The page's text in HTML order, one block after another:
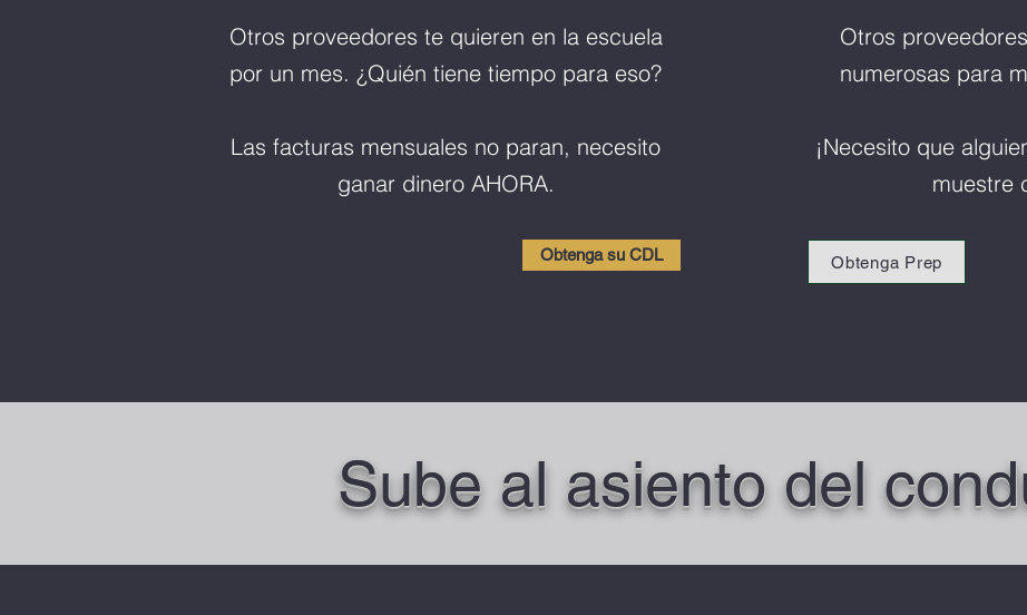
Otros proveedores te quieren en la escuela
por un mes. ¿Quién tiene tiempo para eso?
Las facturas mensuales no paran, necesito
ganar dinero AHORA.
Obtenga su CDL
Otros
numerosas para
¡Necesito que
muestre
Obtenga Prep
Sube al asiento del